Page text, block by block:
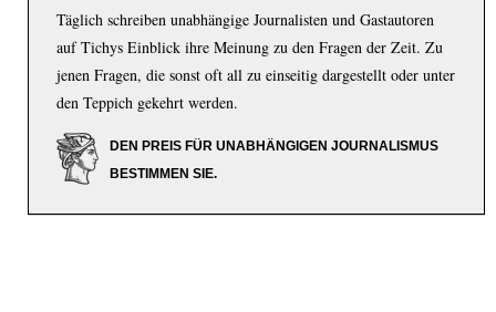
Täglich schreiben unabhängige Journalisten und Gastautoren
auf Tichys Einblick ihre Meinung zu den Fragen der Zeit. Zu
jenen Fragen, die sonst oft all zu einseitig dargestellt oder unter
den Teppich gekehrt werden.
DEN PREIS FÜR UNABHÄNGIGEN JOURNALISMUS
BESTIMMEN SIE.